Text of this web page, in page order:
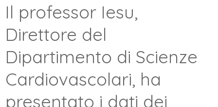
Il professor Iesu,
Direttore del
Dipartimento di Scienze
Cardiovascolari, ha
presentato i dati dei